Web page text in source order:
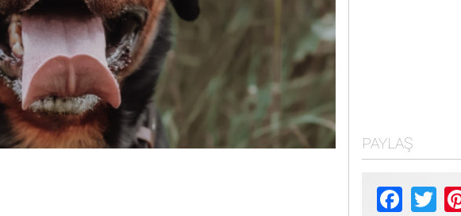
PAYLAŞ
Facebook